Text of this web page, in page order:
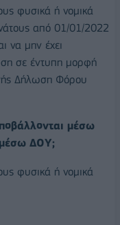
φυσικά ή νομικά
από 01/01/2022
να μην έχει
σε έντυπη μορφή
Δήλωση Φόρου
μέσω
ΔΟΥ;
φυσικά ή νομικά